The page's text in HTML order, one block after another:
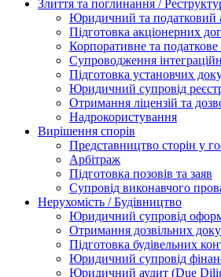
Злиття та поглинання /
Юридичний та податковий
Підготовка акціонерних
Корпоративне та
Супроводження
Підготовка установчих
Юридичний супровід
Отримання ліцензій та
Надрокористування
Вирішення спорів
Представництво сторін у
Арбітраж
Підготовка позовів та заяв
Супровід виконавчого
Нерухомість / Будівництво
Юридичний супровід
Отримання дозвільних
Підготовка будівельних
Юридичний супровід
Юридичний аудит (Due